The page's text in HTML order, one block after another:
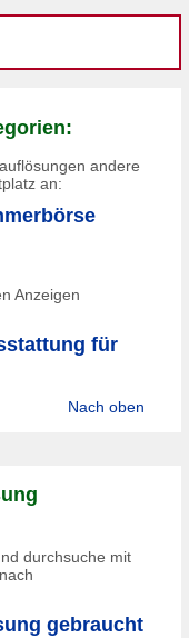
andere
an:
Anzeigen
für
Nach oben
durchsuche mit
gebraucht